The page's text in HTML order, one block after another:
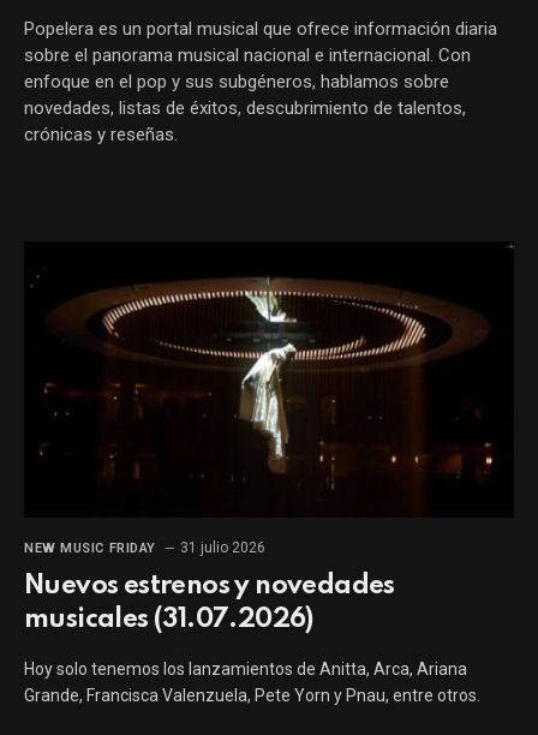
Popelera es un portal musical que ofrece información diaria
sobre el panorama musical nacional e internacional. Con
enfoque en el pop y sus subgéneros, hablamos sobre
novedades, listas de éxitos, descubrimiento de talentos,
crónicas y reseñas.
NEW MUSIC FRIDAY 31 julio 2026
Nuevos estrenos y novedades
musicales (31.07.2026)
Hoy solo tenemos los lanzamientos de Anitta, Arca, Ariana
Grande, Francisca Valenzuela, Pete Yorn y Pnau, entre otros.